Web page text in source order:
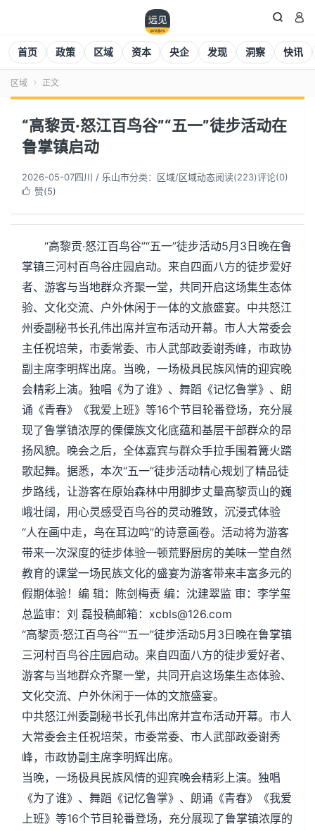
 
首页 政策 区域 资本 央企 发现 洞察 快讯
区域  正文
“高黎贡·怒江百鸟谷”“五一”徒步活动在
鲁掌镇启动
2026-05-07四川 / 乐山市分类： 区域/区域动态阅读(224)评论(0)
 赞(5)
“高黎贡·怒江百鸟谷”“五一”徒步活动5月3日晚在鲁
掌镇三河村百鸟谷庄园启动。来自四面八方的徒步爱好
者、游客与当地群众齐聚一堂，共同开启这场集生态体
验、文化交流、户外休闲于一体的文旅盛宴。中共怒江
州委副秘书长孔伟出席并宣布活动开幕。市人大常委会
主任祝培荣，市委常委、市人武部政委谢秀峰，市政协
副主席李明辉出席。当晚，一场极具民族风情的迎宾晚
会精彩上演。独唱《为了谁》、舞蹈《记忆鲁掌》、朗
诵《青春》《我爱上班》等16个节目轮番登场，充分展
现了鲁掌镇浓厚的傈僳族文化底蕴和基层干部群众的昂
扬风貌。晚会之后，全体嘉宾与群众手拉手围着篝火踏
歌起舞。据悉，本次“五一”徒步活动精心规划了精品徒
步路线，让游客在原始森林中用脚步丈量高黎贡山的巍
峨壮阔，用心灵感受百鸟谷的灵动雅致，沉浸式体验
“人在画中走，鸟在耳边鸣”的诗意画卷。活动将为游客
带来一次深度的徒步体验一顿荒野厨房的美味一堂自然
教育的课堂一场民族文化的盛宴为游客带来丰富多元的
假期体验！编 辑：陈剑梅责 编：沈建翠监 审：李学玺
总监审：刘 磊投稿邮箱：xcbls@126.com
“高黎贡·怒江百鸟谷”“五一”徒步活动5月3日晚在鲁掌镇
三河村百鸟谷庄园启动。来自四面八方的徒步爱好者、
游客与当地群众齐聚一堂，共同开启这场集生态体验、
文化交流、户外休闲于一体的文旅盛宴。
中共怒江州委副秘书长孔伟出席并宣布活动开幕。市人
大常委会主任祝培荣，市委常委、市人武部政委谢秀
峰，市政协副主席李明辉出席。
当晚，一场极具民族风情的迎宾晚会精彩上演。独唱
《为了谁》、舞蹈《记忆鲁掌》、朗诵《青春》《我爱
上班》等16个节目轮番登场，充分展现了鲁掌镇浓厚的